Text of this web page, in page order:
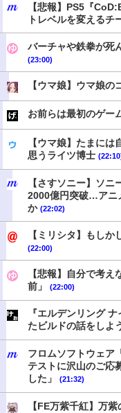
【悲報】PS5『
トレベルを変えるチ
バーチャや鉄拳が死
(23:00)
【ウマ娘】ウマ娘の
お前らは最初のゲー
【ウマ娘】たまに
思うライツ博士
【さすソニー】ソ
2000億円突破…アニ
か (22:02)
【ミリシタ】もしか
(22:00)
【悲報】自分で考
前」
(22:00)
『エルデンリング
たビルドの話をしよ
フロムソフトウェ
テストに沢山のご応
した」
(21:32)
【FE万紫千紅】万